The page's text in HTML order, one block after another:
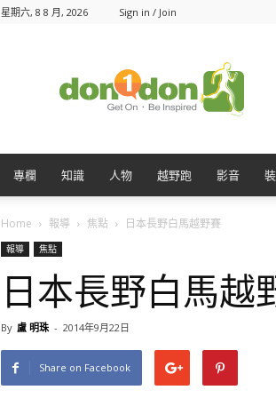
星期六, 8 8 月, 2026 Sign in / Join
專欄 知識 人物 越野跑 影音
Home 報導 焦點 日本長野白馬越野賽
報導 焦點
日本長野白馬越
By 盧 明珠 - 2014年9月22日
Share on Facebook